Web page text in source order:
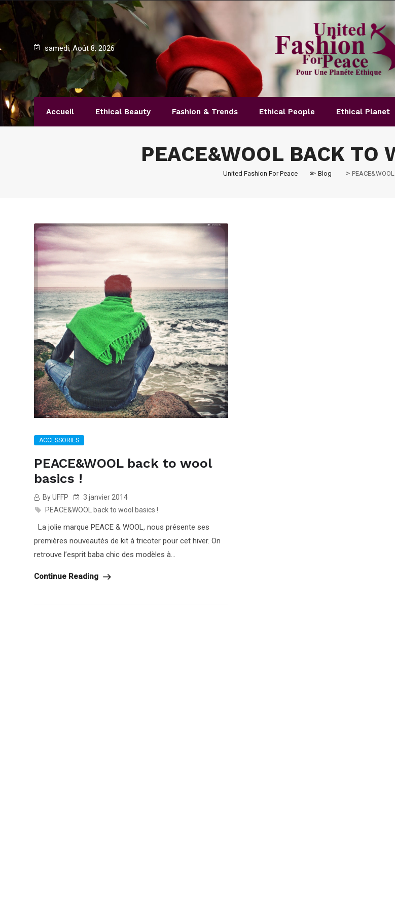
samedi, Août 8, 2026
Accueil Ethical Beauty Fashion & Trends Ethical People Ethical Planet
PEACE&WOOL BACK TO
United Fashion For Peace > Blog >
ACCESSORIES
PEACE&WOOL back to wool
basics !
By UFFP
3 janvier 2014
PEACE&WOOL back to wool basics !
La jolie marque PEACE & WOOL, nous présente ses
premières nouveautés de kit à tricoter pour cet hiver. On
retrouve l’esprit baba chic des modèles à...
Continue Reading